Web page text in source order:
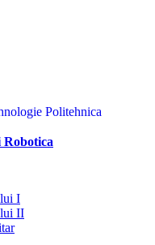
Politehnica
Robotica
I
II